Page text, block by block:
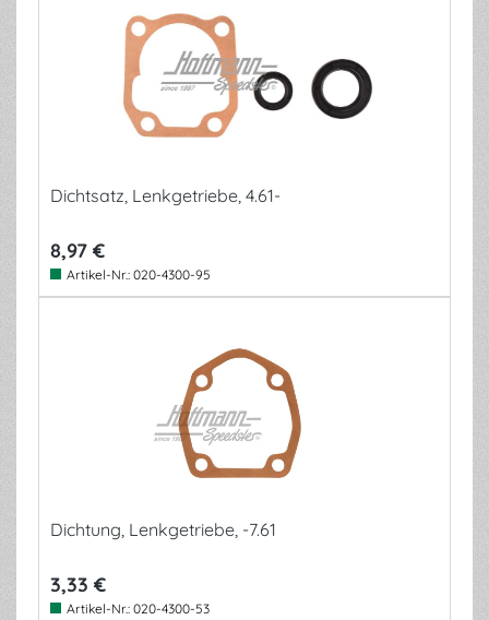
Dichtsatz, Lenkgetriebe, 4.61-
8,97 €
Artikel-Nr.: 020-4300-95
Dichtung, Lenkgetriebe, -7.61
3,33 €
Artikel-Nr.: 020-4300-53